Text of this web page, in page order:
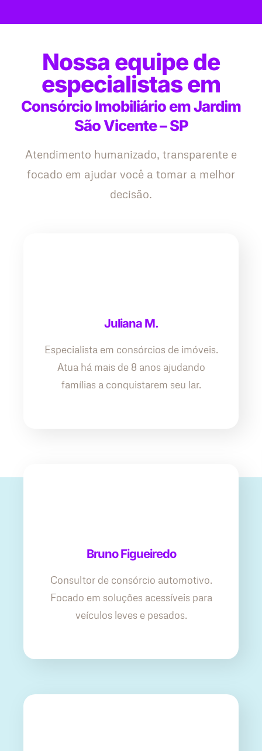
Nossa equipe de
especialistas em
Consórcio Imobiliário em Jardim
São Vicente – SP
Atendimento humanizado, transparente e
focado em ajudar você a tomar a melhor
decisão.
Juliana M.
Especialista em consórcios de imóveis.
Atua há mais de 8 anos ajudando
famílias a conquistarem seu lar.
Bruno Figueiredo
Consultor de consórcio automotivo.
Focado em soluções acessíveis para
veículos leves e pesados.